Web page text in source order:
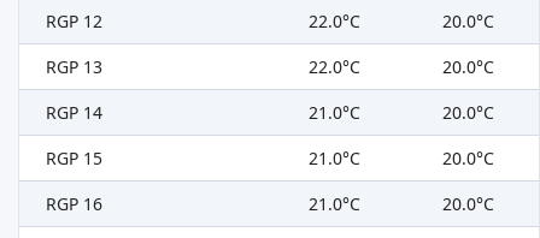
RGP 12
22.0°C
20.0°C
RGP 13
22.0°C
20.0°C
RGP 14
21.0°C
20.0°C
RGP 15
21.0°C
20.0°C
RGP 16
21.0°C 20.0°C